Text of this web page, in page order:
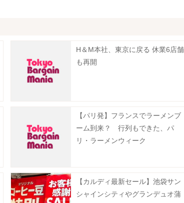
H＆M本社、東京に戻る 休業6店舗
も再開
【パリ発】フランスでラーメンブ
ーム到来？ 行列もできた、パ
リ・ラーメンウィーク
【カルディ最新セール】池袋サン
シャインシティやグランデュオ蒲